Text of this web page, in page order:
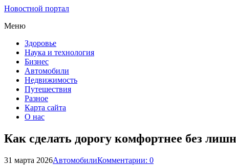
Новостной портал
Меню
Здоровье
Наука и технология
Бизнес
Автомобили
Недвижимость
Путешествия
Разное
Карта сайта
О нас
Как сделать дорогу комфортнее без
31 марта 2026АвтомобилиКомментарии: 0